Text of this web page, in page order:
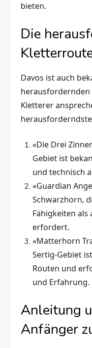
bieten.
Die
Davos ist auch
Kletterer
«Die Drei
Gebiet ist
und technisch
«Guardian
Schwarzhorn,
Fähigkeiten
erfordert.
«Matterhorn
Sertig-Gebiet
Routen und
und Erfahrung.
Anleitung
Anfänger